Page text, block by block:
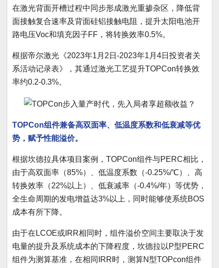
在激光背面开槽过程中同步形成激光重掺杂区，降低背
面接触复合速率及背面硅铝接触电阻，提升太阳电池开
路电压Voc和填充因子FF，将转换效率0.5%。
根据帝尔激光《2023年1月2日-2023年1月4日投资者关
系活动记录表》，其通过激光工艺提升TOPCon转换效
率约0.2-0.3%。
TOPCon组件兼备高双面率、低温度系数和低衰减等优
势，赋予性能溢价。
根据坎德拉具体项目案例，TOPCon组件与PERC相比，
由于高双面率（85%）、低温度系数（-0.25%/℃）、高
转换效率（22%以上）、低衰减率（-0.4%/年）等优势，
全生命周期的发电增益达3%以上，同时能够使系统BOS
成本有所下降。
由于在LCOE或IRR相同时，组件溢价空间主要取决于发
电量的提升及系统成本的下降程度，坎德拉以P型PERC
组件为测算基准，在相同IRR时，测算N型TOPcon组件